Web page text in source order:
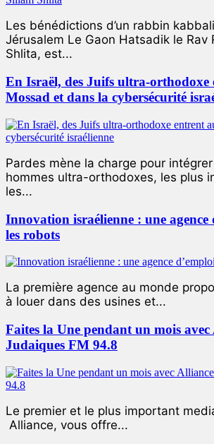
Les bénédictions d’un rabbin
Jérusalem Le Gaon Hatsadik le Rav
Shlita, est...
En Israël, des Juifs ultra-orthodoxe
Mossad et dans la cybersécurité
Pardes mène la charge pour
hommes ultra-orthodoxes, les plus
les...
Innovation israélienne : une agence
les robots
La première agence au monde
à louer dans des usines et...
Faites la Une pendant un mois avec
Judaiques FM 94.8
Le premier et le plus important
Alliance, vous offre...